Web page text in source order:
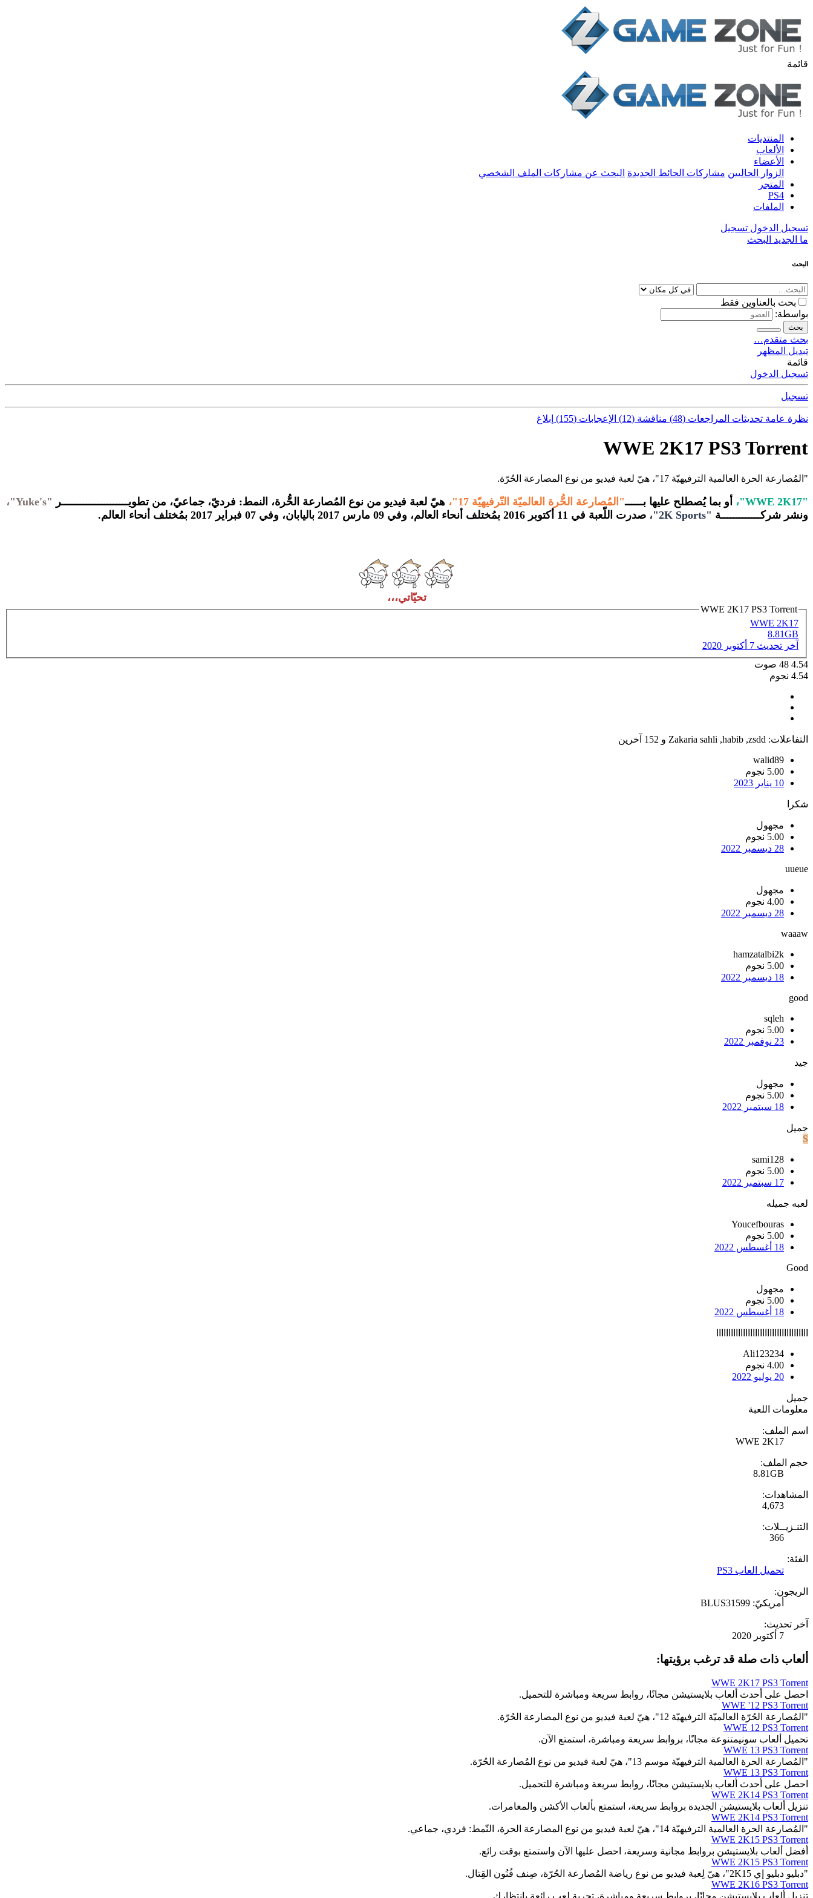
قائمة
المنتديات
الألعاب
الأعضاء
الزوار الحاليين مشاركات الحائط الجديدة البحث عن مشاركات الملف الشخصي
المتجر
PS4
الملفات
تسجيل الدخول تسجيل
ما الجديد البحث
البحث
بحث بالعناوين فقط
بواسطة:
بحث
بحث متقدم…
تبديل المظهر
قائمة
تسجيل الدخول
تسجيل
نظرة عامة تحديثات المراجعات (48) مناقشة (12) الإعجابات (155) إبلاغ
WWE 2K17 PS3 Torrent
"المُصارعة الحرة العالمية الترفيهيّة 17"، هيّ لعبة فيديو من نوع المصارعة الحُرّة.
"WWE 2K17"، أو بما يُصطلح عليها بــــــ"المُصارعة الحُّرة العالميّة التّرفيهيّة 17"، هيّ لعبة فيديو من نوع المُصارعة الحُّرة، النمط: فرديّ، جماعيّ، من تطويــــــــــــــــــــــر "Yuke's"،
ونشر شركـــــــــــــة "2K Sports"، صدرت اللّعبة في 11 أكتوبر 2016 بمُختلف أنحاء العالم، وفي 07 فبراير 2017 بمُختلف أنحاء العالم.
تحيّاتي،،،
WWE 2K17 PS3 Torrent
WWE 2K17
8.81GB
آخر تحديث 7 أكتوبر 2020
4.54
48 صوت
4.54 نجوم
التفاعلات: zsdd
,
habib
,
Zakaria sahli و 152 آخرين
walid89
5.00 نجوم
10 يناير 2023
شكرا
مجهول
5.00 نجوم
28 ديسمبر 2022
uueue
مجهول
4.00 نجوم
28 ديسمبر 2022
waaaw
hamzatalbi2k
5.00 نجوم
18 ديسمبر 2022
good
sqleh
5.00 نجوم
23 نوفمبر 2022
جيد
مجهول
5.00 نجوم
18 سبتمبر 2022
جميل
S
sami128
5.00 نجوم
17 سبتمبر 2022
لعبه جميله
Youcefbouras
5.00 نجوم
18 أغسطس 2022
Good
مجهول
5.00 نجوم
18 أغسطس 2022
Ali123234
4.00 نجوم
20 يوليو 2022
جميل
معلومات اللعبة
اسم الملف:
WWE 2K17
حجم الملف:
8.81GB
المشاهدات:
4,673
التنـزيــلات:
366
الفئة:
تحميل العاب PS3
الريجون:
أمريكيّ: BLUS31599
آخر تحديث:
7 أكتوبر 2020
ألعاب ذات صلة قد ترغب برؤيتها:
WWE 2K17 PS3 Torrent
احصل على أحدث ألعاب بلايستيشن مجانًا، روابط سريعة ومباشرة للتحميل.
WWE '12 PS3 Torrent
"المُصارعة الحُرّة العالميّة الترفيهيّة 12"، هيّ لعبة فيديو من نوع المصارعة الحُرّة.
WWE 12 PS3 Torrent
تحميل ألعاب سونيمتنوعة مجانًا، بروابط سريعة ومباشرة، استمتع الآن.
WWE 13 PS3 Torrent
"المُصارعة الحرة العالمية الترفيهيّة موسم 13"، هيّ لعبة فيديو من نوع المُصارعة الحُرّة.
WWE 13 PS3 Torrent
احصل على أحدث ألعاب بلايستيشن مجانًا، روابط سريعة ومباشرة للتحميل.
WWE 2K14 PS3 Torrent
تنزيل ألعاب بلايستيشن الجديدة بروابط سريعة، استمتع بألعاب الأكشن والمغامرات.
WWE 2K14 PS3 Torrent
"المُصارعة الحرة العالمية الترفيهيّة 14"، هيّ لعبة فيديو من نوع المصارعة الحرة، النّمط: فردي، جماعي.
WWE 2K15 PS3 Torrent
أفضل ألعاب بلايستيشن بروابط مجانية وسريعة، احصل عليها الآن واستمتع بوقت رائع.
WWE 2K15 PS3 Torrent
"دبليو دبليو إي 2K15"، هيّ لِعبة فيديو من نوع رياضة المُصارعة الحُرّة، صِنف فُنُون القِتال.
WWE 2K16 PS3 Torrent
تنزيل ألعاب بلايستيشن مجانًا، بروابط سريعة ومباشرة، تجربة لعب رائعة بانتظارك.